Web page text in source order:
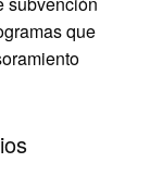
que